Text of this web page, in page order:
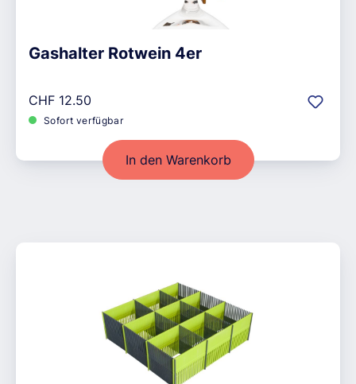
Gashalter Rotwein 4er
Regulärer Preis:
CHF 12.50
Sofort verfügbar
In den Warenkorb